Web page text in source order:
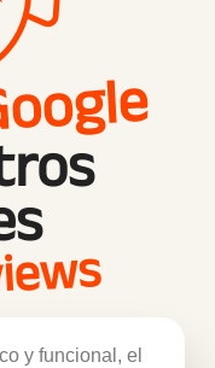
y funcional, el